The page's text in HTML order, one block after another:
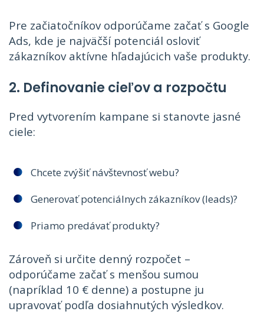
Pre začiatočníkov odporúčame začať s Google
Ads, kde je najväčší potenciál osloviť
zákazníkov aktívne hľadajúcich vaše produkty.
2. Definovanie cieľov a rozpočtu
Pred vytvorením kampane si stanovte jasné
ciele:
Chcete zvýšiť návštevnosť webu?
Generovať potenciálnych zákazníkov (leads)?
Priamo predávať produkty?
Zároveň si určite denný rozpočet –
odporúčame začať s menšou sumou
(napríklad 10 € denne) a postupne ju
upravovať podľa dosiahnutých výsledkov.